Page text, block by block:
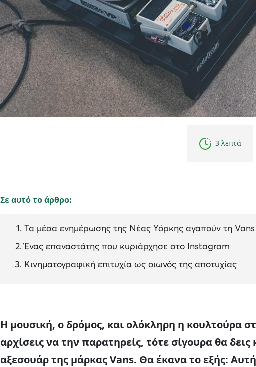
3 λεπτά
Σε αυτό το άρθρο:
Τα μέσα ενημέρωσης της Νέας Υόρκης αγαπούν τη
Ένας επαναστάτης που κυριάρχησε στο Instagram
Κινηματογραφική επιτυχία ως οιωνός της αποτυχίας
Η μουσική, ο δρόμος, και ολόκληρη η κουλτούρα
αρχίσεις να την παρατηρείς, τότε σίγουρα θα
αξεσουάρ της μάρκας Vans. Θα έκανα το εξής: